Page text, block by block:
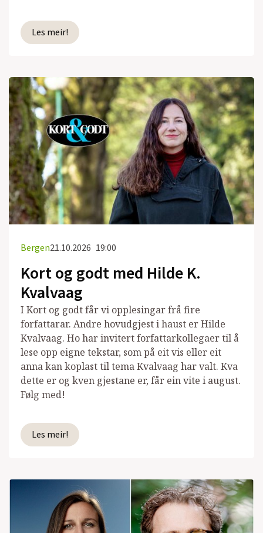
Les meir!
Bergen21.10.2026 19:00
Kort og godt med Hilde K.
Kvalvaag
I Kort og godt får vi opplesingar frå fire
forfattarar. Andre hovudgjest i haust er Hilde
Kvalvaag. Ho har invitert forfattarkollegaer til å
lese opp eigne tekstar, som på eit vis eller eit
anna kan koplast til tema Kvalvaag har valt. Kva
dette er og kven gjestane er, får ein vite i august.
Følg med!
Les meir!